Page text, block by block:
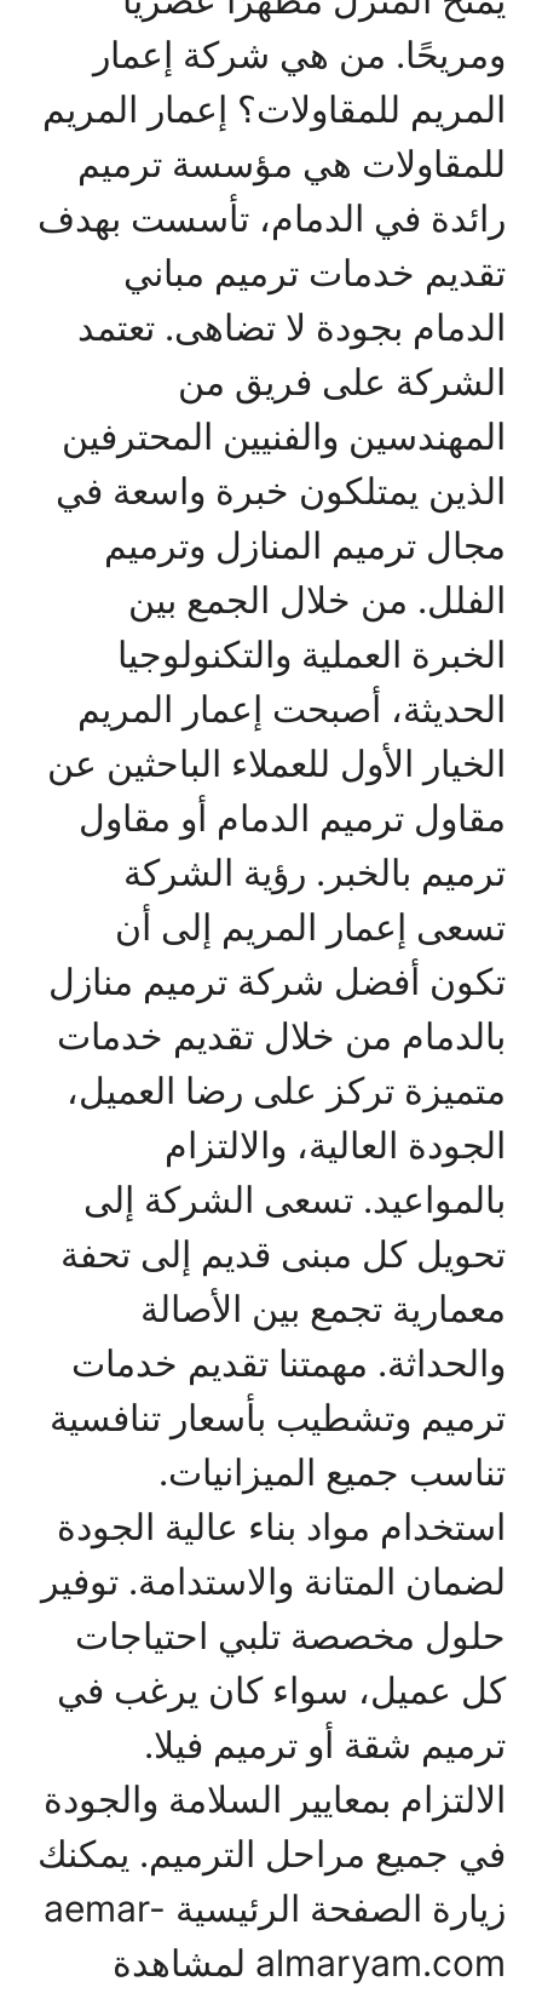
ومريحًا. من هي شركة إعمار
المريم للمقاولات؟ إعمار المريم
للمقاولات هي مؤسسة ترميم
رائدة في الدمام، تأسست بهدف
تقديم خدمات ترميم مباني
الدمام بجودة لا تضاهى. تعتمد
الشركة على فريق من
المهندسين والفنيين المحترفين
الذين يمتلكون خبرة واسعة في
مجال ترميم المنازل وترميم
الفلل. من خلال الجمع بين
الخبرة العملية والتكنولوجيا
الحديثة، أصبحت إعمار المريم
الخيار الأول للعملاء الباحثين عن
مقاول ترميم الدمام أو مقاول
ترميم بالخبر. رؤية الشركة
تسعى إعمار المريم إلى أن
تكون أفضل شركة ترميم منازل
بالدمام من خلال تقديم خدمات
متميزة تركز على رضا العميل،
الجودة العالية، والالتزام
بالمواعيد. تسعى الشركة إلى
تحويل كل مبنى قديم إلى تحفة
معمارية تجمع بين الأصالة
والحداثة. مهمتنا تقديم خدمات
ترميم وتشطيب بأسعار تنافسية
تناسب جميع الميزانيات.
استخدام مواد بناء عالية الجودة
لضمان المتانة والاستدامة. توفير
حلول مخصصة تلبي احتياجات
كل عميل، سواء كان يرغب في
ترميم شقة أو ترميم فيلا.
الالتزام بمعايير السلامة والجودة
في جميع مراحل الترميم. يمكنك
زيارة الصفحة الرئيسية aemar-
almaryam.com لمشاهدة